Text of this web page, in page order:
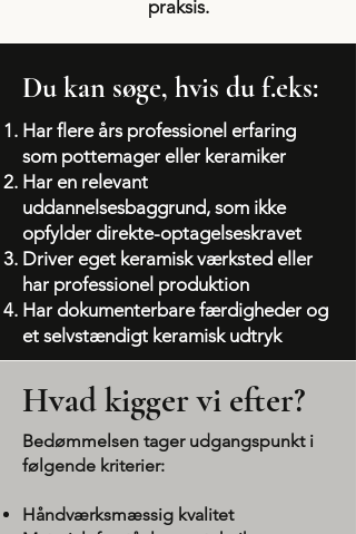
praksis.
Du kan søge, hvis du f.eks:
Har flere års professionel erfaring
som pottemager eller keramiker
Har en relevant
uddannelsesbaggrund, som ikke
opfylder direkte-optagelseskravet
Driver eget keramisk værksted eller
har professionel produktion
Har dokumenterbare færdigheder og
et selvstændigt keramisk udtryk
Hvad kigger vi efter?
Bedømmelsen tager udgangspunkt i
følgende kriterier:
Håndværksmæssig kvalitet